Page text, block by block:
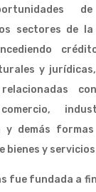
de
sectores de la
y
relacionadas
y demás
bienes y
fue fundada a